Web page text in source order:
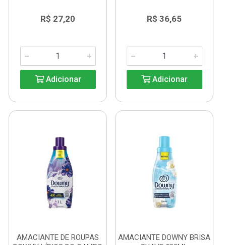
R$ 27,20
Adicionar
R$ 36,65
Adicionar
AMACIANTE DE ROUPAS
AMACIANTE DOWNY BRISA